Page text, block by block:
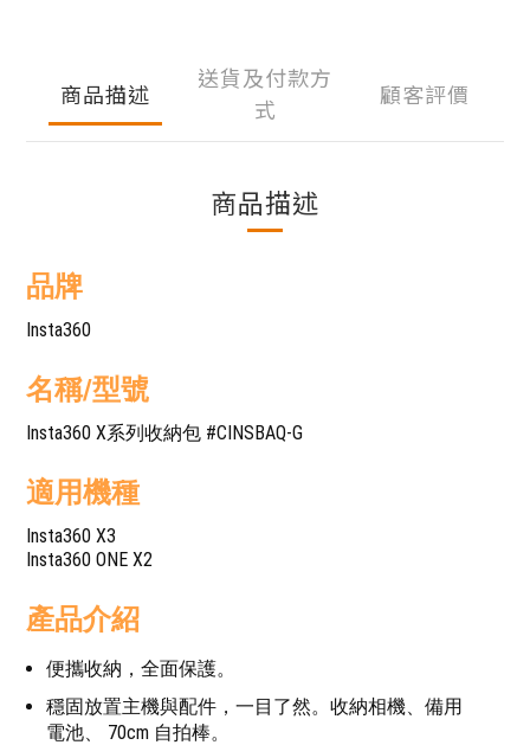
商品描述
送貨及付款方
式
顧客評價
商品描述
品牌
Insta360
名稱/型號
Insta360 X系列收納包 #CINSBAQ-G
適用機種
Insta360 X3
Insta360 ONE X2
產品介紹
便攜收納，全面保護。
穩固放置主機與配件，一目了然。收納相機、備用
電池、 70cm 自拍棒。